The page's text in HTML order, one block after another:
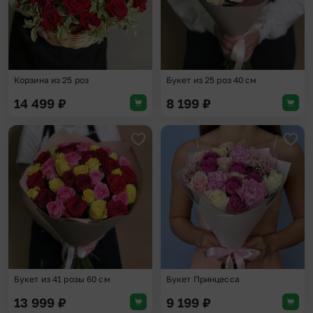
Корзина из 25 роз
14 499 ₽
Букет из 25 роз 40 см
8 199 ₽
Добавить в избранное
Букет из 41 розы 60 см
13 999 ₽
Букет Принцесса
9 199 ₽